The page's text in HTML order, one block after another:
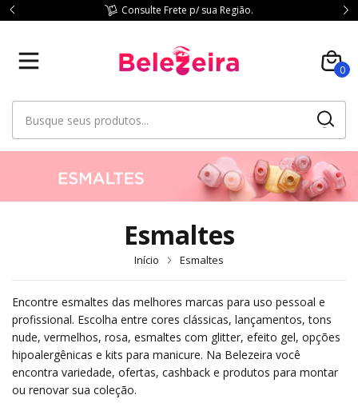
Consulte Frete p/ sua Região.
0
Esmaltes
Início Esmaltes
Encontre esmaltes das melhores marcas para uso pessoal e
profissional. Escolha entre cores clássicas, lançamentos, tons
nude, vermelhos, rosa, esmaltes com glitter, efeito gel, opções
hipoalergênicas e kits para manicure. Na Belezeira você
encontra variedade, ofertas, cashback e produtos para montar
ou renovar sua coleção.